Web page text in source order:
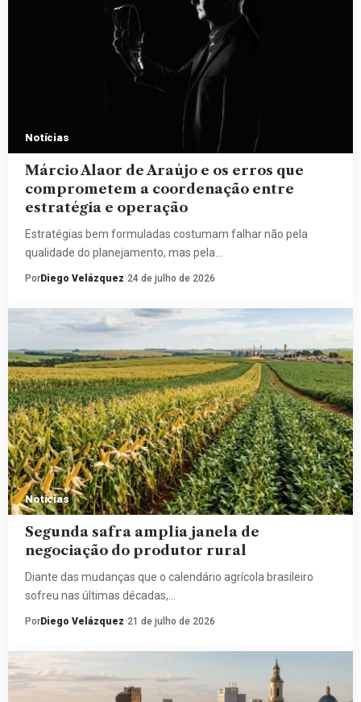
Notícias
Márcio Alaor de Araújo e os erros que
comprometem a coordenação entre
estratégia e operação
Estratégias bem formuladas costumam falhar não pela
qualidade do planejamento, mas pela…
Por Diego Velázquez 24 de julho de 2026
Notícias
Segunda safra amplia janela de
negociação do produtor rural
Diante das mudanças que o calendário agrícola brasileiro
sofreu nas últimas décadas,…
Por Diego Velázquez 21 de julho de 2026